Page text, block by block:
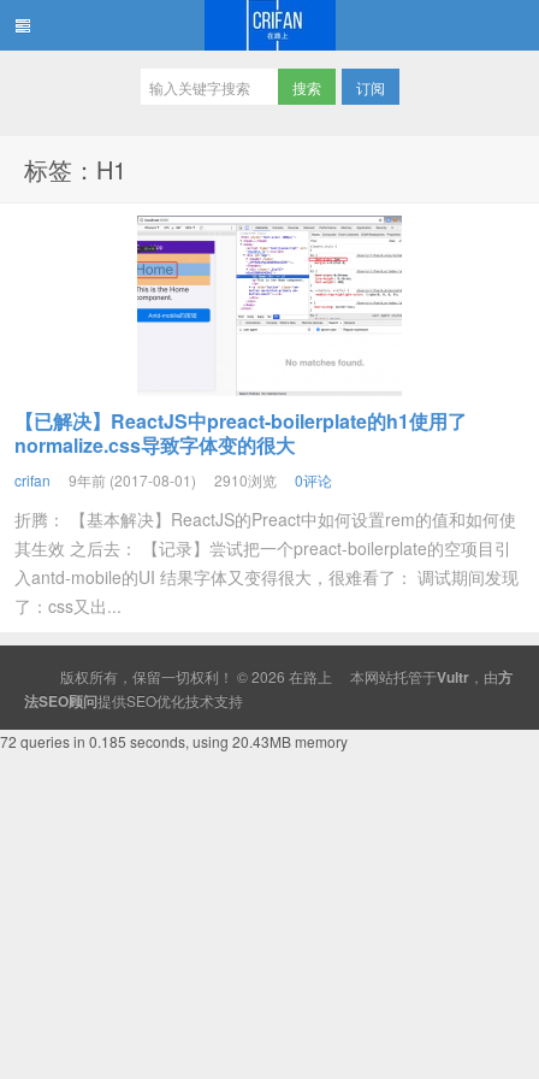
订阅
标签：H1
【已解决】ReactJS中preact-boilerplate的h1使用了
normalize.css导致字体变的很大
crifan 9年前 (2017-08-01) 2910浏览 0评论
折腾： 【基本解决】ReactJS的Preact中如何设置rem的值和如何使
其生效 之后去： 【记录】尝试把一个preact-boilerplate的空项目引
入antd-mobile的UI 结果字体又变得很大，很难看了： 调试期间发现
了：css又出...
版权所有，保留一切权利！ © 2026 在路上 本网站托管于Vultr ，由方
法SEO顾问提供SEO优化技术支持
72 queries in 0.185 seconds, using 20.43MB memory